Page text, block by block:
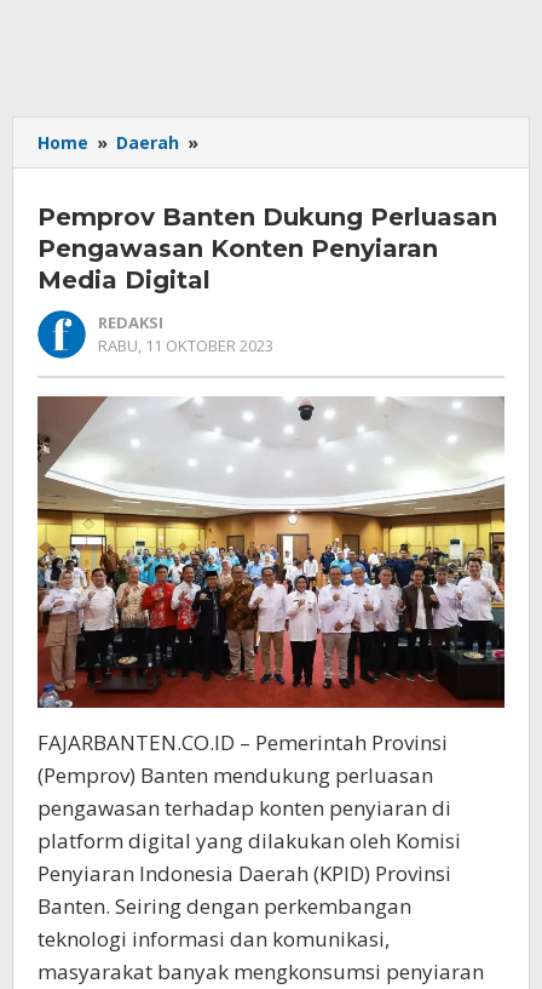
Home » Daerah »
Banten
Perluasan
Pengawasan
Konten
Penyiaran
Digital
Pemprov Banten Dukung Perluasan
Pengawasan Konten Penyiaran
Media Digital
REDAKSI
RABU, 11 OKTOBER 2023
FAJARBANTEN.CO.ID – Pemerintah Provinsi
(Pemprov) Banten mendukung perluasan
pengawasan terhadap konten penyiaran di
platform digital yang dilakukan oleh Komisi
Penyiaran Indonesia Daerah (KPID) Provinsi
Banten. Seiring dengan perkembangan
teknologi informasi dan komunikasi,
masyarakat banyak mengkonsumsi penyiaran